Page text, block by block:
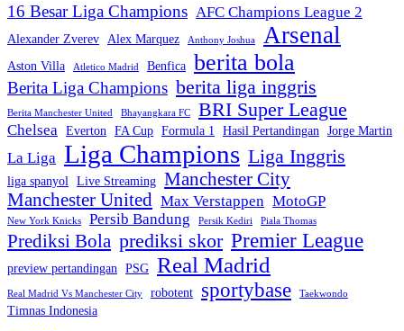
16 Besar Liga Champions AFC Champions League 2
Alexander Zverev Alex Marquez Anthony Joshua Arsenal
Aston Villa Atletico Madrid Benfica berita bola
Berita Liga Champions berita liga inggris
Berita Manchester United Bhayangkara FC BRI Super League
Chelsea Everton FA Cup Formula 1 Hasil Pertandingan Jorge Martin
La Liga Liga Champions Liga Inggris
liga spanyol Live Streaming Manchester City
Manchester United Max Verstappen MotoGP
New York Knicks Persib Bandung Persik Kediri Piala Thomas
Prediksi Bola prediksi skor Premier League
preview pertandingan PSG Real Madrid
Real Madrid Vs Manchester City robotent sportybase Taekwondo
Timnas Indonesia